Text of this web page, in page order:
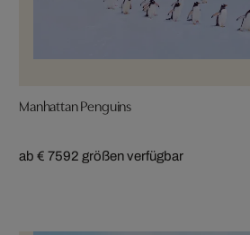
Manhattan Penguins
ab € 7592 größen verfügbar